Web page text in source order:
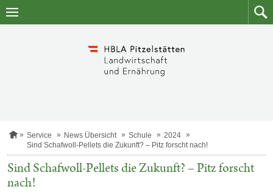
Zum
Zum
S
a
r
t
s
Service News Übersicht Schule
2024
Sind Schafwoll-Pellets die Zukunft? – Pitz forscht nach!
Sind Schafwoll-Pellets die Zukunft? – Pitz forscht
nach!